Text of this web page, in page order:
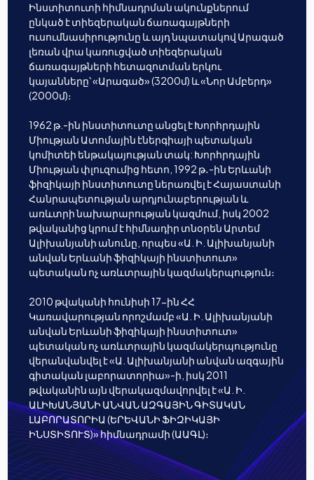
Ինստիտուտի հիմնադրման ակունքներում
ընկած է տիեզերական ճառագայթների
ուսումնասիրությունը և այդ նպատակով Արագած
լեռան վրա կառուցված տիեզերական
ճառագայթների հետազոտման երկու
կայանները՝ «Արագած» (3200մ) և «Նոր Ամբերդ»
(2000մ)։
1962 թ.-ին ինստիտուտը անցել է Խորհրդային
Միության Ատոմային էներգիայի պետական
կոմիտեի ենթակայության տակ: Խորհրդային
Միության փլուզումից հետո, 1992 թ․-ին Երևանի
ֆիզիկայի ինստիտուտը ներառվել է Հայաստանի
Հանրապետության արդյունաբերության և
առևտրի նախարարության կազմում, իսկ 2002
թվականից կրում է հիմնադիր տնօրեն Արտեմ
Ալիխանյանի անունը, որպես «Ա. Ի. Ալիխանյանի
անվան Երևանի ֆիզիկայի ինստիտուտ»
պետական ոչ առևտրային կազմակերպություն։
2010 թվականի հունիսի 17-ին ՀՀ
Կառավարության որոշմամբ «Ա. Ի. Ալիխանյանի
անվան Երևանի ֆիզիկայի ինստիտուտ»
պետական ոչ առևտրային կազմակերպությունը
վերանվանվել է «Ա. Ալիխանյանի անվան ազգային
գիտական լաբորատորիա»-ի, իսկ 2011
թվականին այն վերակազմավորվել է «Ա. Ի.
ԱԼԻԽԱՆՅԱՆԻ ԱՆՎԱՆ ԱԶԳԱՅԻՆ ԳԻՏԱԿԱՆ
ԼԱԲՈՐԱՏՈՐԻԱ (ԵՐԵՎԱՆԻ ՖԻԶԻԿԱՅԻ
ԻՆՍՏԻՏՈՒՏ)» հիմնադրամի (ԱԱԳԼ)։